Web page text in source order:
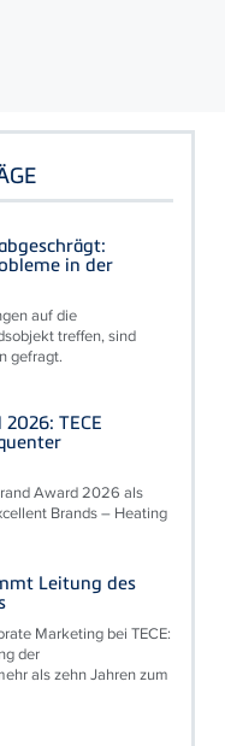
in der
auf die
treffen, sind
gefragt.
TECE
Award 2026 als
Brands – Heating
Leitung des
Marketing bei TECE:
der
als zehn Jahren zum